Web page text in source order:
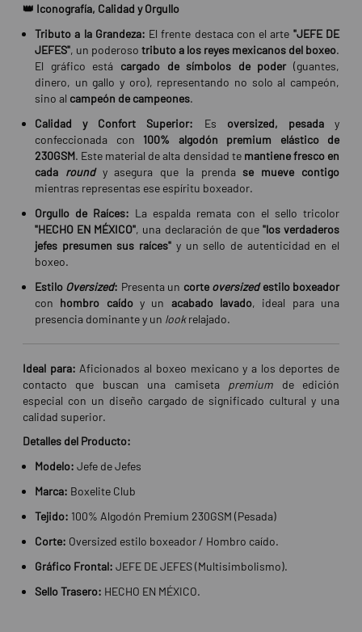
👑 Iconografía, Calidad y Orgullo
Tributo a la Grandeza: El frente destaca con el arte "JEFE DE
JEFES", un poderoso tributo a los reyes mexicanos del boxeo.
El gráfico está cargado de símbolos de poder(guantes,
dinero, un gallo y oro), representando no solo al campeón,
sino al campeón de campeones.
Calidad y Confort Superior: Es oversized, pesaday
confeccionada con 100% algodón premium elástico de
230GSM. Este material de alta densidad te mantiene fresco en
cada roundy asegura que la prenda se mueve contigo
mientras representas ese espíritu boxeador.
Orgullo de Raíces: La espalda remata con el sello tricolor
"HECHO EN MÉXICO", una declaración de que "los verdaderos
jefes presumen sus raíces" y un sello de autenticidad en el
boxeo.
Estilo Oversized: Presenta un corte oversizedestilo boxeador
con hombro caídoy un acabado lavado, ideal para una
presencia dominante y un lookrelajado.
Ideal para: Aficionados al boxeo mexicano y a los deportes de
contacto que buscan una camiseta premium de edición
especial con un diseño cargado de significado cultural y una
calidad superior.
Detalles del Producto:
Modelo: Jefe de Jefes
Marca: Boxelite Club
Tejido: 100% Algodón Premium 230GSM (Pesada)
Corte: Oversized estilo boxeador / Hombro caído.
Gráfico Frontal: JEFE DE JEFES (Multisimbolismo).
Sello Trasero: HECHO EN MÉXICO.